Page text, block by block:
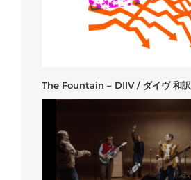
The Fountain – DIIV / ダイヴ 和訳